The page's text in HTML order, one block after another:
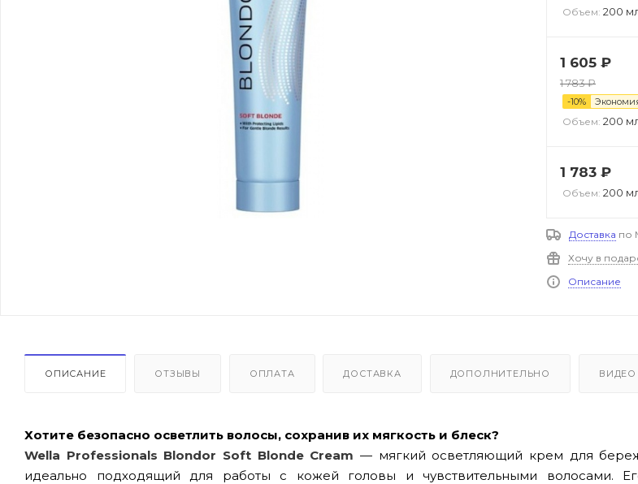
Объем: 200
1 605 ₽
1 783₽
-10%
Объем: 200
1 783 ₽
Объем: 200
Доставка по
Хочу в
Описание
ОПИСАНИЕ ОТЗЫВЫ ОПЛАТА ДОСТАВКА ДОПОЛНИТЕЛЬНО ВИДЕО
Хотите безопасно осветлить волосы, сохранив их мягкость и блеск?
Wella Professionals Blondor Soft Blonde Cream — мягкий осветляющий крем для
идеально подходящий для работы с кожей головы и чувствительными волосами.